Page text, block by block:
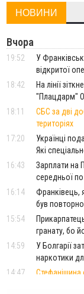
НОВИНИ
Вчора
19:52
У
відкритої
18:42
На лінії
"Плацдарм"
18:11
СБС за дві
територіях
17:20
Українці
Які
16:43
Зарплати на
середньої
16:14
Франківець,
був
15:54
гранату, бо
14:59
У Болгарії
наркотики
14:47
Стефанішина